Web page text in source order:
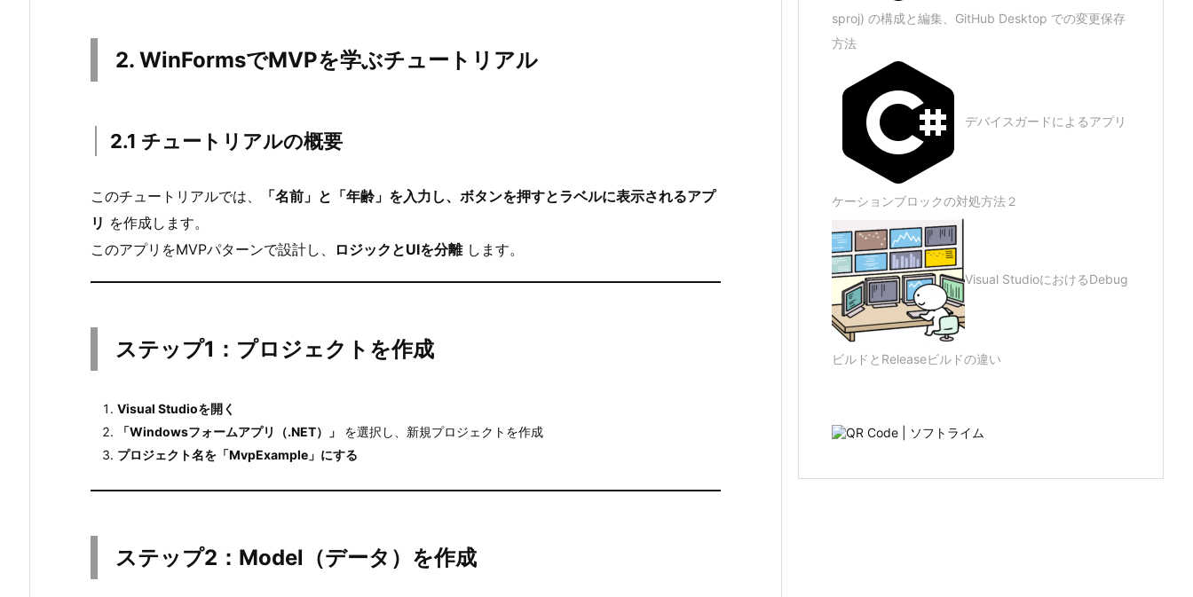
F
m
M
V
P
チ
ュ
ト
ア
2.
2. WinFormsでMVPを学ぶチュートリアル
2.1 チュートリアルの概要
このチュートリアルでは、
「名前」と「年齢」を入力し、ボタンを押すとラベルに表示されるアプ
リ を作成します。
このアプリをMVPパターンで設計し、
ロジックとUIを分離します。
ステップ1：プロジェクトを作成
Visual Studioを開く
「Windowsフォームアプリ（.NET）」
を選択し、新規プロジェクトを作成
プロジェクト名を「MvpExample」にする
ステップ2：Model（データ）を作成
sproj) の構成と編集、GitHub Desktop での変更保存
方法
デバイスガードによるアプリ
ケーションブロックの対処方法２
Visual StudioにおけるDebug
ビルドとReleaseビルドの違い